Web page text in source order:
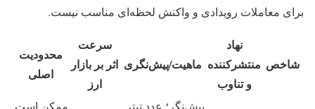
برای معاملات رویدادی و واکنش لحظه‌ای مناسب نیست.
شاخص
نهاد
منتشرکننده
و تناوب
ماهیت/پیش‌نگری
سرعت
اثر بر بازار
ارز
محدودیت
اصلی
پیش‌نگر؛ عدد تیتر
ممکن است